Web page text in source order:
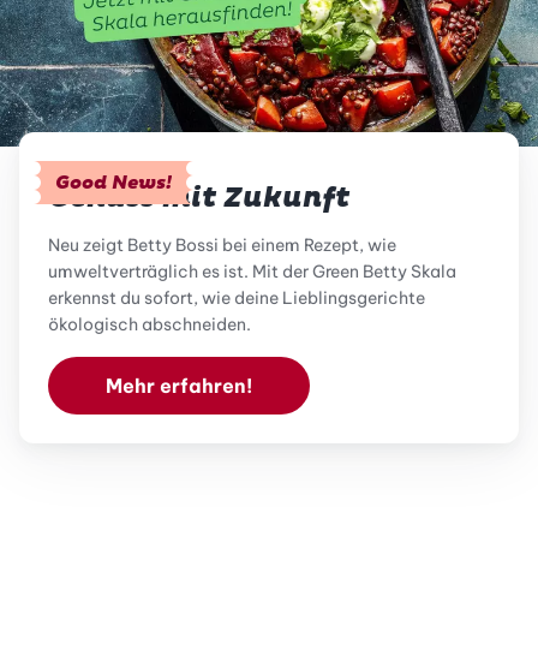
Good News!
Genuss mit Zukunft
Neu zeigt Betty Bossi bei einem Rezept, wie
umweltverträglich es ist. Mit der Green Betty Skala
erkennst du sofort, wie deine Lieblingsgerichte
ökologisch abschneiden.
Mehr erfahren!